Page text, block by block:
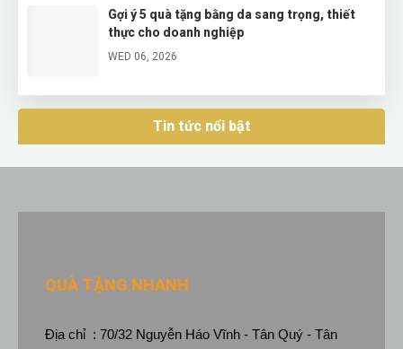
Gợi ý 5 quà tặng bằng da sang trọng, thiết
thực cho doanh nghiệp
WED 06, 2026
xe sang ưa chuộng
WED 06, 2026
Tin tức nổi bật
QUÀ TẶNG NHANH
Địa chỉ : 70/32 Nguyễn Háo Vĩnh - Tân Quý - Tân